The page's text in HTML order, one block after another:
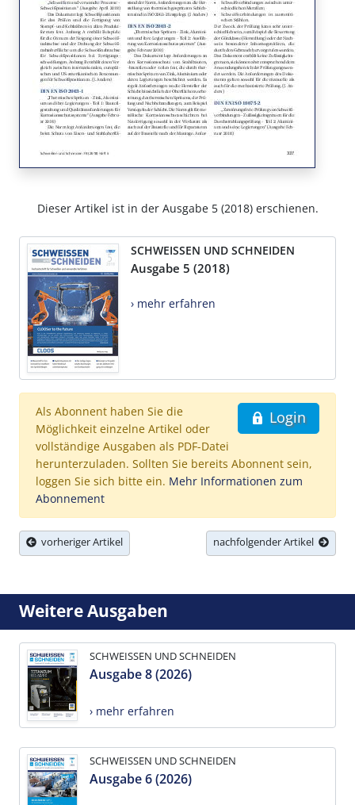
Dieser Artikel ist in der Ausgabe 5 (2018) erschienen.
SCHWEISSEN UND SCHNEIDEN
Ausgabe 5 (2018)
› mehr erfahren
Login
Als Abonnent haben Sie die
Möglichkeit einzelne Artikel oder
vollständige Ausgaben als PDF-Datei
herunterzuladen. Sollten Sie bereits Abonnent sein,
loggen Sie sich bitte ein. Mehr Informationen zum
Abonnement
vorheriger Artikel nachfolgender Artikel
Weitere Ausgaben
SCHWEISSEN UND SCHNEIDEN
Ausgabe 8 (2026)
› mehr erfahren
SCHWEISSEN UND SCHNEIDEN
Ausgabe 6 (2026)